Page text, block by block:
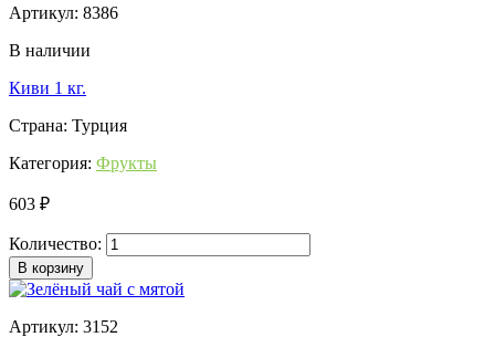
Артикул: 8386
В наличии
Киви 1 кг.
Страна: Турция
Категория: Фрукты
603 ₽
Количество:
В корзину
Артикул: 3152